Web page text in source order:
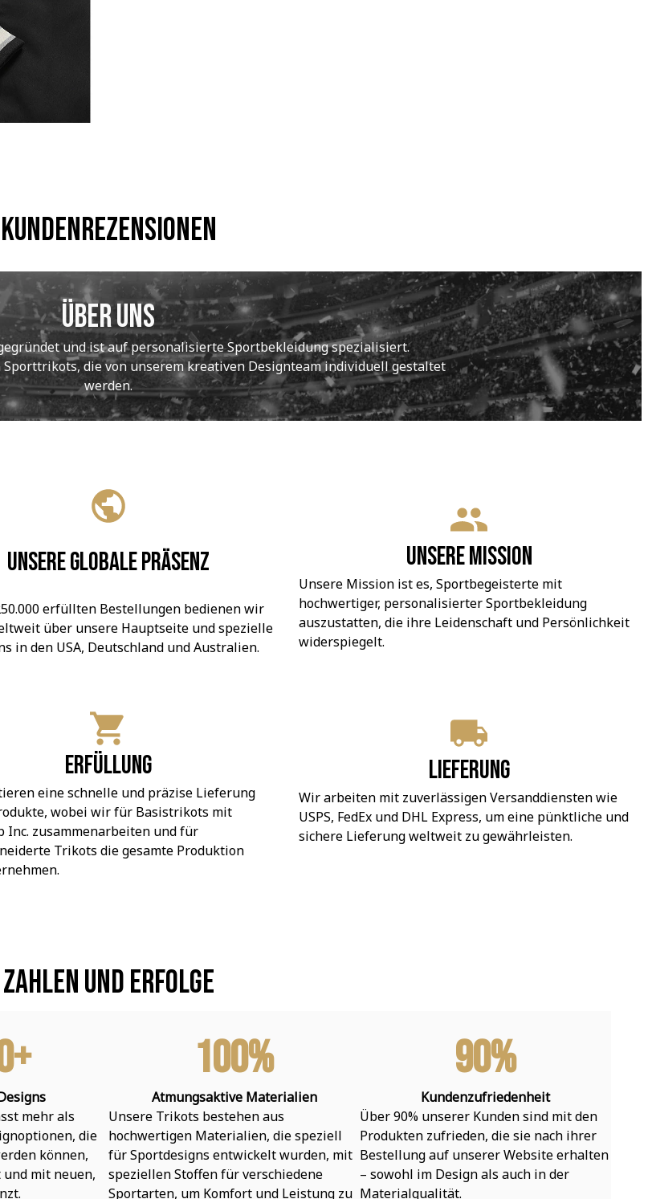
Kundenrezensionen
Über uns
und ist auf personalisierte Sportbekleidung spezialisiert.
die von unserem kreativen Designteam individuell gestaltet
werden.
Unsere globale Präsenz
erfüllten Bestellungen bedienen wir
über unsere Hauptseite und spezielle
in den USA, Deutschland und Australien.
Erfüllung
eine schnelle und präzise Lieferung
wobei wir für Basistrikots mit
Inc. zusammenarbeiten und für
Trikots die gesamte Produktion
Unsere Mission
Unsere Mission ist es, Sportbegeisterte mit
hochwertiger, personalisierter Sportbekleidung
auszustatten, die ihre Leidenschaft und Persönlichkeit
widerspiegelt.
Lieferung
Wir arbeiten mit zuverlässigen Versanddiensten wie
USPS, FedEx und DHL Express, um eine pünktliche und
sichere Lieferung weltweit zu gewährleisten.
Zahlen und Erfolge
mehr als
die
können,
mit neuen,
100%
Atmungsaktive Materialien
Unsere Trikots bestehen aus
hochwertigen Materialien, die speziell
für Sportdesigns entwickelt wurden, mit
speziellen Stoffen für verschiedene
Sportarten, um Komfort und Leistung zu
90%
Kundenzufriedenheit
Über 90% unserer Kunden sind mit den
Produkten zufrieden, die sie nach ihrer
Bestellung auf unserer Website erhalten
– sowohl im Design als auch in der
Materialqualität.